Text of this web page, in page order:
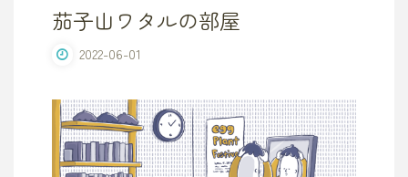
茄子山ワタルの部屋
2022-06-01